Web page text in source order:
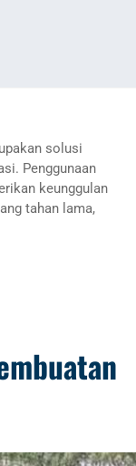
solusi
Penggunaan
keunggulan
tahan lama,